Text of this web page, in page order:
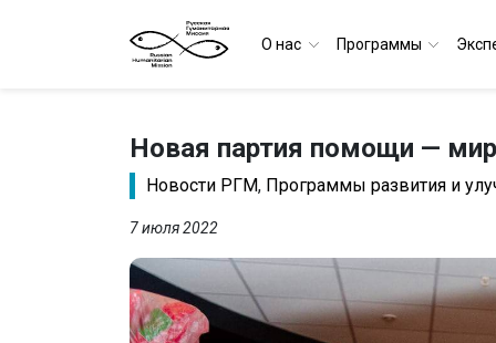
О нас Программы
Новая партия помощи —
Новости РГМ, Программы развития и
7 июля 2022